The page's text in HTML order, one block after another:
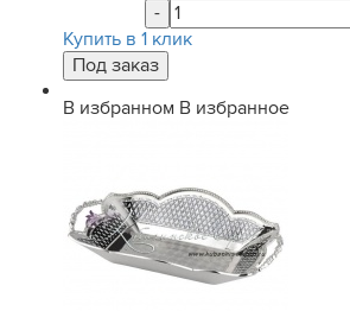
-
Купить в 1 клик
В избранном В избранное